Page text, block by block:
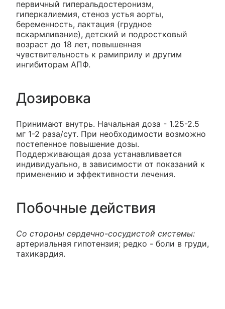
первичный гиперальдостеронизм,
гиперкалиемия, стеноз устья аорты,
беременность, лактация (грудное
вскармливание), детский и подростковый
возраст до 18 лет, повышенная
чувствительность к рамиприлу и другим
ингибиторам АПФ.
Дозировка
Принимают внутрь. Начальная доза - 1.25-2.5
мг 1-2 раза/сут. При необходимости возможно
постепенное повышение дозы.
Поддерживающая доза устанавливается
индивидуально, в зависимости от показаний к
применению и эффективности лечения.
Побочные действия
Со стороны сердечно-сосудистой системы:
артериальная гипотензия; редко - боли в груди,
тахикардия.